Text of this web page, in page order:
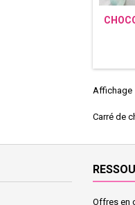
Affichage
Carré de
Offres en